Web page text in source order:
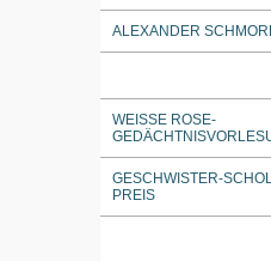
ALEXANDER
WEISSE ROSE-G
GESCHWISTER-
PREIS